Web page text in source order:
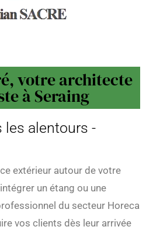
votre architecte
à Seraing
les alentours -
extérieur autour de votre
un étang ou une
du secteur Horeca
vos clients dès leur arrivée